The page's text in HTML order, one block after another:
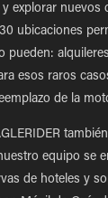
explorar nuevos
ubicaciones
pueden:
esos raros
de la
equipo se
de hoteles y